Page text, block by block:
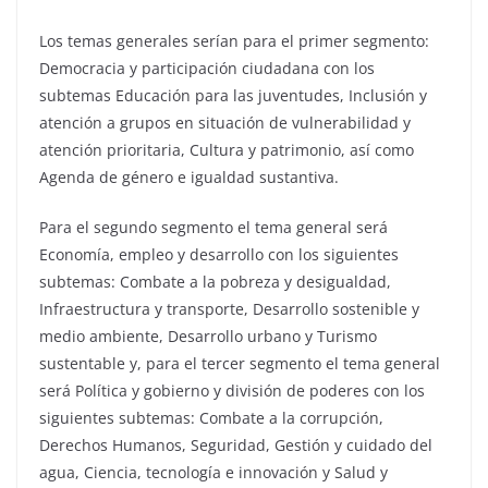
Los temas generales serían para el primer segmento:
Democracia y participación ciudadana con los
subtemas Educación para las juventudes, Inclusión y
atención a grupos en situación de vulnerabilidad y
atención prioritaria, Cultura y patrimonio, así como
Agenda de género e igualdad sustantiva.
Para el segundo segmento el tema general será
Economía, empleo y desarrollo con los siguientes
subtemas: Combate a la pobreza y desigualdad,
Infraestructura y transporte, Desarrollo sostenible y
medio ambiente, Desarrollo urbano y Turismo
sustentable y, para el tercer segmento el tema general
será Política y gobierno y división de poderes con los
siguientes subtemas: Combate a la corrupción,
Derechos Humanos, Seguridad, Gestión y cuidado del
agua, Ciencia, tecnología e innovación y Salud y